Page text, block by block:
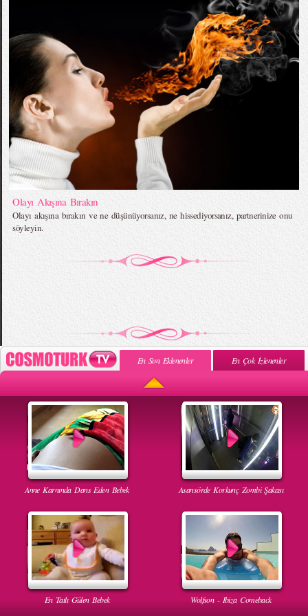
Olayı Akışına Bırakın
Olayı akışına bırakın ve ne düşünüyorsanız, ne hissediyorsanız, partnerinize onu
söyleyin.
En Son Eklenenler En Çok İzlenenler
Anne Karnında Dans Eden Bebek Asansörde Korkunç Zombi Şakası
En Tatlı Gülen Bebek Wolfson - Ibiza Comeback